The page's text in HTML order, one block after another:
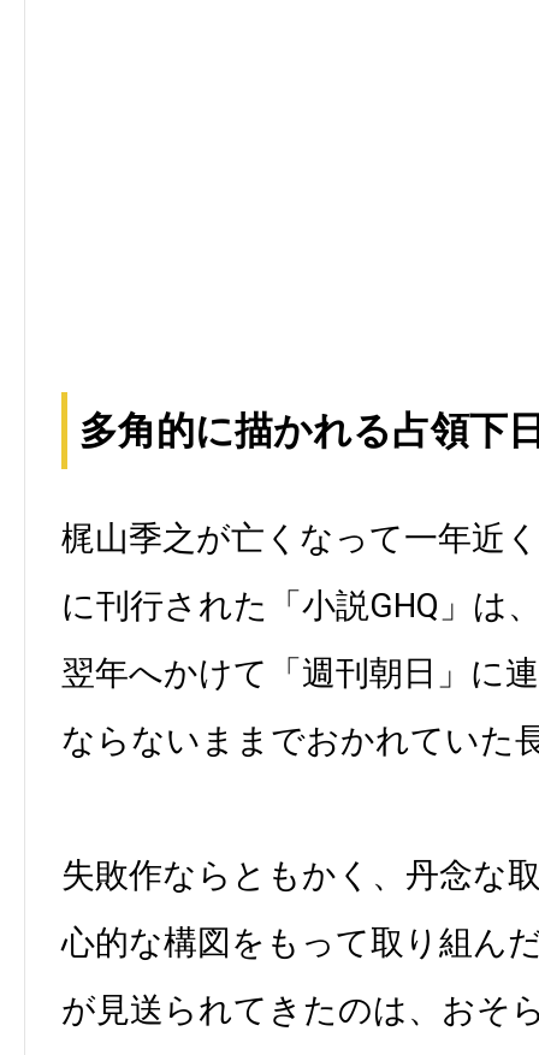
多角的に描かれる占領下
梶山季之が亡くなって一年近
に刊行された「小説GHQ」は
翌年へかけて「週刊朝日」に
ならないままでおかれていた
失敗作ならともかく、丹念な
心的な構図をもって取り組ん
が見送られてきたのは、おそ